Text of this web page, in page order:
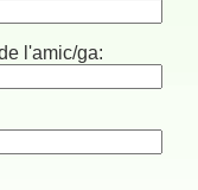
l'amic/ga: